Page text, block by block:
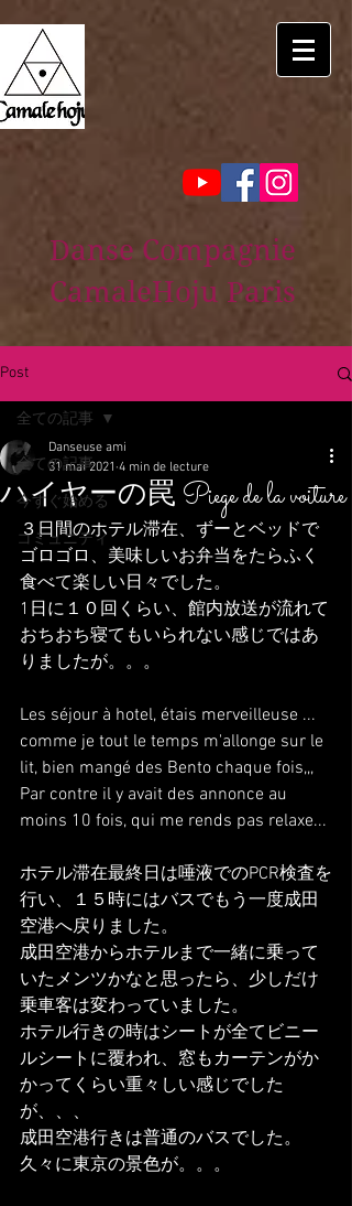
Danse Compagnie
CamaleHoju Paris
Post
全ての記事
今すぐ始める
コミュニティ
全ての記事
ハイヤーの罠 Piege de la voiture
Danseuse ami
31 mai 2021 4 min de lecture
３日間のホテル滞在、ずーとベッドで
ゴロゴロ、美味しいお弁当をたらふく
食べて楽しい日々でした。
1日に１０回くらい、館内放送が流れて
おちおち寝てもいられない感じではあ
りましたが。。。
Les séjour à hotel, étais merveilleuse ...
comme je tout le temps m'allonge sur le
lit, bien mangé des Bento chaque fois,,,
Par contre il y avait des annonce au
moins 10 fois, qui me rends pas relaxe...
ホテル滞在最終日は唾液でのPCR検査を
行い、１５時にはバスでもう一度成田
空港へ戻りました。
成田空港からホテルまで一緒に乗って
いたメンツかなと思ったら、少しだけ
乗車客は変わっていました。
ホテル行きの時はシートが全てビニー
ルシートに覆われ、窓もカーテンがか
かってくらい重々しい感じでした
が、、、
成田空港行きは普通のバスでした。
久々に東京の景色が。。。